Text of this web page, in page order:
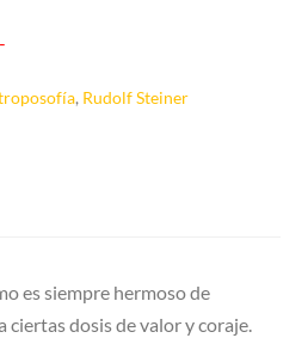
, Rudolf Steiner
es siempre hermoso de
ciertas dosis de valor y coraje.